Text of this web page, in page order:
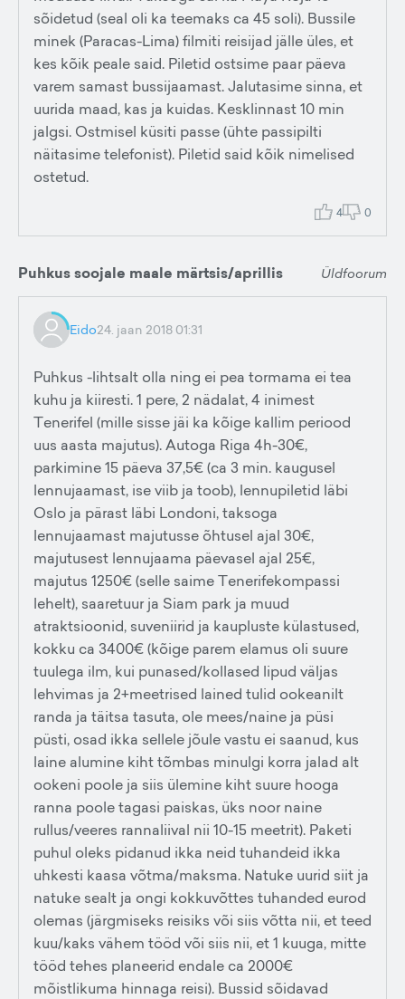
4 0
Puhkus soojale maale märtsis/aprillis Üldfoorum
Eido24. jaan 2018 01:31
Puhkus -lihtsalt olla ning ei pea tormama ei tea
kuhu ja kiiresti. 1 pere, 2 nädalat, 4 inimest
Tenerifel (mille sisse jäi ka kõige kallim periood
uus aasta majutus). Autoga Riga 4h-30€,
parkimine 15 päeva 37,5€ (ca 3 min. kaugusel
lennujaamast, ise viib ja toob), lennupiletid läbi
Oslo ja pärast läbi Londoni, taksoga
lennujaamast majutusse õhtusel ajal 30€,
majutusest lennujaama päevasel ajal 25€,
majutus 1250€ (selle saime Tenerifekompassi
lehelt), saaretuur ja Siam park ja muud
atraktsioonid, suveniirid ja kaupluste külastused,
kokku ca 3400€ (kõige parem elamus oli suure
tuulega ilm, kui punased/kollased lipud väljas
lehvimas ja 2+meetrised lained tulid ookeanilt
randa ja täitsa tasuta, ole mees/naine ja püsi
püsti, osad ikka sellele jõule vastu ei saanud, kus
laine alumine kiht tõmbas minulgi korra jalad alt
ookeni poole ja siis ülemine kiht suure hooga
ranna poole tagasi paiskas, üks noor naine
rullus/veeres rannaliival nii 10-15 meetrit). Paketi
puhul oleks pidanud ikka neid tuhandeid ikka
uhkesti kaasa võtma/maksma. Natuke uurid siit ja
natuke sealt ja ongi kokkuvõttes tuhanded eurod
olemas (järgmiseks reisiks või siis võtta nii, et teed
kuu/kaks vähem tööd või siis nii, et 1 kuuga, mitte
tööd tehes planeerid endale ca 2000€
mõistlikuma hinnaga reisi). Bussid sõidavad